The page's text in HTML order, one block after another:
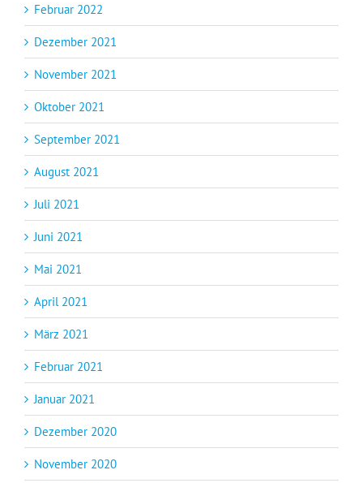
Februar 2022
Dezember 2021
November 2021
Oktober 2021
September 2021
August 2021
Juli 2021
Juni 2021
Mai 2021
April 2021
März 2021
Februar 2021
Januar 2021
Dezember 2020
November 2020